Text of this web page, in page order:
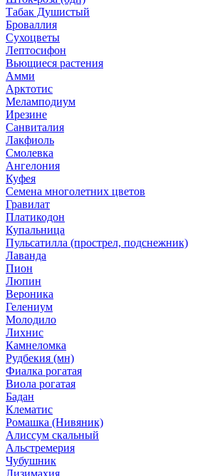
Табак Душистый
Броваллия
Сухоцветы
Лептосифон
Вьющиеся растения
Амми
Арктотис
Меламподиум
Ирезине
Санвиталия
Лакфиоль
Смолевка
Ангелония
Куфея
Семена многолетних цветов
Гравилат
Платикодон
Купальница
Пульсатилла (прострел, подснежник)
Лаванда
Пион
Люпин
Вероника
Гелениум
Молодило
Лихнис
Камнеломка
Рудбекия (мн)
Фиалка рогатая
Виола рогатая
Бадан
Клематис
Ромашка (Нивяник)
Алиссум скальный
Альстремерия
Чубушник
Лизимахия